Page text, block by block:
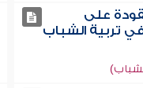
على
تربية الشباب